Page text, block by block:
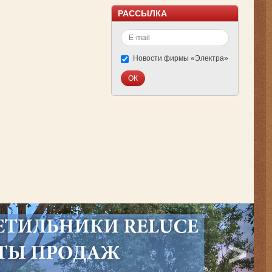
РАССЫЛКА
Новости фирмы «Электра»